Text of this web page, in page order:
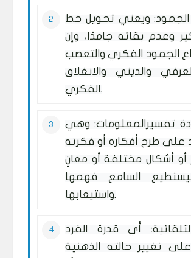
الجمود: ويعني تحويل خط
وعدم بقائه جامدًا، وإن
الجمود الفكري والتعصب
والديني والانغلاق
الفكري.
تفسيرالمعلومات: وهي
على طرح أفكاره أو فكرته
أو أشكال مختلفة أو معانٍ
السامع فهمها
واستيعابها.
أي قدرة الفرد
على تغيير حالته الذهنية